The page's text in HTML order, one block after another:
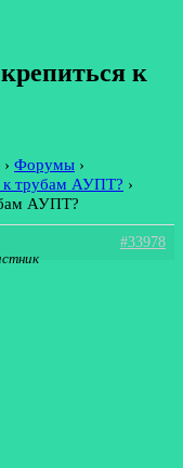
к
› Форумы ›
к трубам АУПТ? ›
АУПТ?
#33978